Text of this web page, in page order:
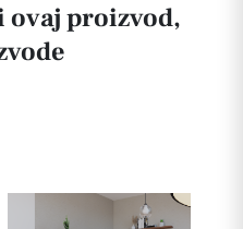
proizvod,